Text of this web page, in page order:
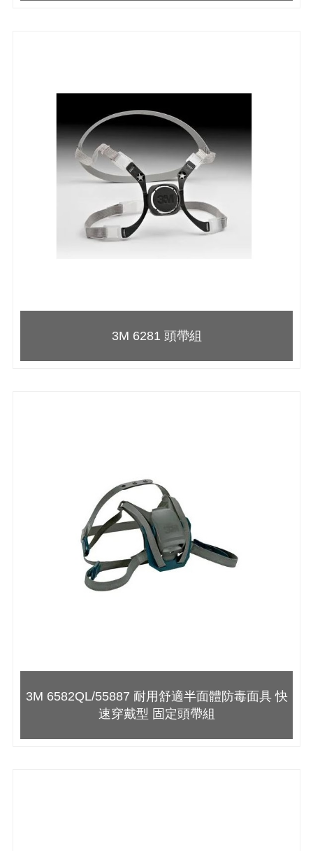
3M 6281 頭帶組
3M 6582QL/55887 耐用舒適半面體防毒面具 快
速穿戴型 固定頭帶組